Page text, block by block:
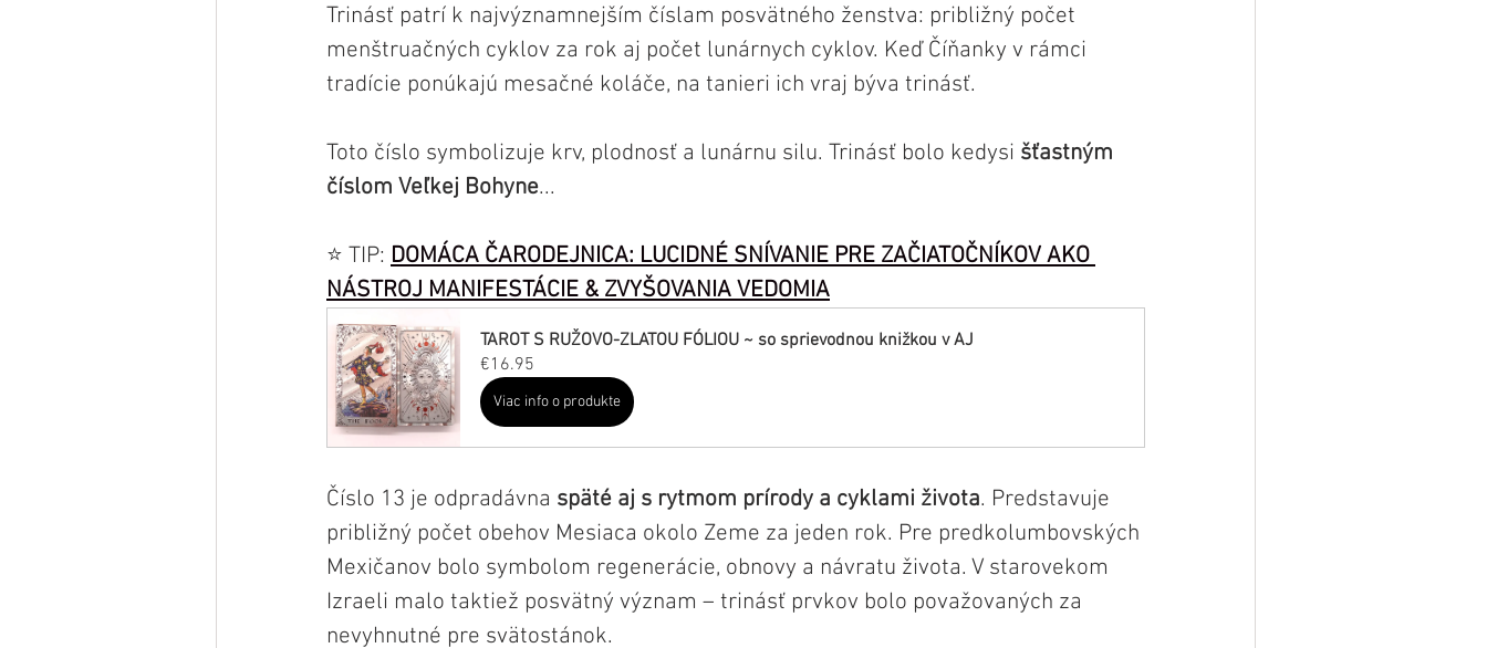
Trinásť patrí k najvýznamnejším číslam posvätného ženstva: približný počet
menštruačných cyklov za rok aj počet lunárnych cyklov. Keď Číňanky v rámci
tradície ponúkajú mesačné koláče, na tanieri ich vraj býva trinásť.
Toto číslo symbolizuje krv, plodnosť a lunárnu silu. Trinásť bolo kedysi šťastným
číslom Veľkej Bohyne...
⭐️ TIP: DOMÁCA ČARODEJNICA: LUCIDNÉ SNÍVANIE PRE ZAČIATOČNÍKOV AKO
NÁSTROJ MANIFESTÁCIE & ZVYŠOVANIA VEDOMIA
TAROT S RUŽOVO-ZLATOU FÓLIOU ~ so sprievodnou knižkou v AJ
€16.95
Viac info o produkte
Číslo 13 je odpradávna späté aj s rytmom prírody a cyklami života. Predstavuje
približný počet obehov Mesiaca okolo Zeme za jeden rok. Pre predkolumbovských
Mexičanov bolo symbolom regenerácie, obnovy a návratu života. V starovekom
Izraeli malo taktiež posvätný význam – trinásť prvkov bolo považovaných za
nevyhnutné pre svätostánok.